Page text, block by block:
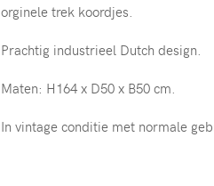
orginele trek koordjes.
Prachtig industrieel Dutch design.
Maten: H164 x D50 x B50 cm.
In vintage conditie met normale